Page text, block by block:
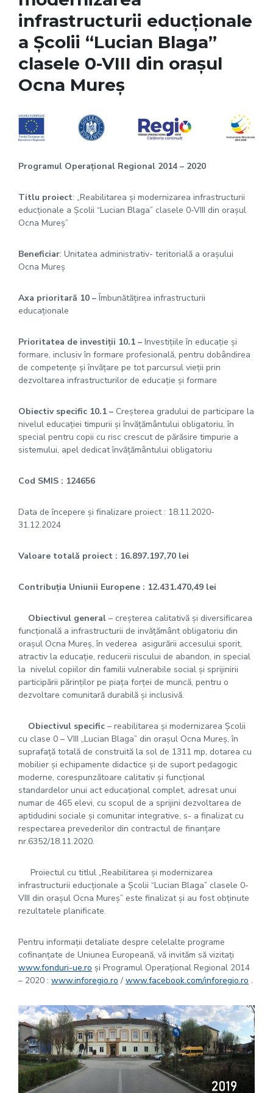
infrastructurii educționale
a Școlii “Lucian Blaga”
clasele 0-VIII din orașul
Ocna Mureș
Programul Operaţional Regional 2014 – 2020
Titlu proiect: „Reabilitarea și modernizarea infrastructurii
educționale a Școlii “Lucian Blaga” clasele 0-VIII din orașul
Ocna Mureș”
Beneficiar: Unitatea administrativ- teritorială a orașului
Ocna Mureș
Axa prioritară 10 –Îmbunătățirea infrastructurii
educaționale
Prioritatea de investiții 10.1 – Investițiile în educație și
formare, inclusiv în formare profesională, pentru dobândirea
de competențe și învățare pe tot parcursul vieții prin
dezvoltarea infrastructurilor de educație și formare
Obiectiv specific 10.1 – Creșterea gradului de participare la
nivelul educaţiei timpurii şi învăţământului obligatoriu, în
special pentru copii cu risc crescut de părăsire timpurie a
sistemului, apel dedicat învăţământului obligatoriu
Cod SMIS : 124656
Data de începere și finalizare proiect : 18.11.2020-
31.12.2024
Valoare totală proiect : 16.897.197,70 lei
Contribuția Uniunii Europene : 12.431.470,49 lei
Obiectivul general – creșterea calitativă și diversificarea
funcțională a infrastructurii de invățământ obligatoriu din
orașul Ocna Mureș, în vederea asigurării accesului sporit,
atractiv la educație, reducerii riscului de abandon, in special
la nivelul copiilor din familii vulnerabile social și sprijinirii
participării părinților pe piața forței de muncă, pentru o
dezvoltare comunitară durabilă și inclusivă.
Obiectivul specific – reabilitarea și modernizarea Școlii
cu clase 0 – VIII „Lucian Blaga” din orașul Ocna Mureș, în
suprafață totală de construită la sol de 1311 mp, dotarea cu
mobilier și echipamente didactice și de suport pedagogic
moderne, corespunzătoare calitativ și funcțional
standardelor unui act educațional complet, adresat unui
numar de 465 elevi, cu scopul de a sprijini dezvoltarea de
aptidudini sociale și comunitar integrative, s- a finalizat cu
respectarea prevederilor din contractul de finanțare
nr.6352/18.11.2020.
Proiectul cu titlul „Reabilitarea și modernizarea
infrastructurii educționale a Școlii “Lucian Blaga” clasele 0-
VIII din orașul Ocna Mureș” este finalizat și au fost obținute
rezultatele planificate.
Pentru informații detaliate despre celelalte programe
cofinanțate de Uniunea Europeană, vă invităm să vizitați
www.fonduri-ue.ro și Programul Operațional Regional 2014
– 2020 : www.inforegio.ro / www.facebook.com/inforegio.ro .